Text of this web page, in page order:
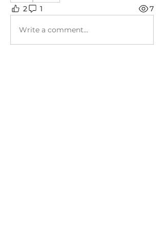
2 1 7
Write a comment...